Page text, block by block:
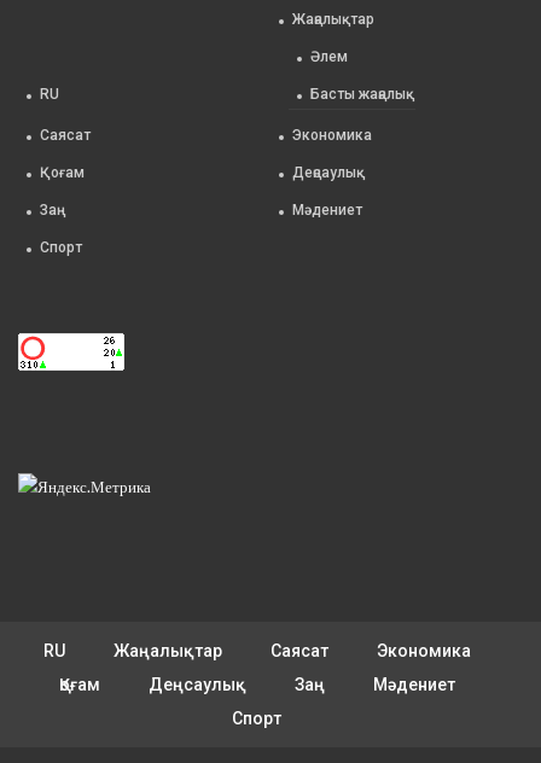
RU
Жаңалықтар
Әлем
Басты жаңалық
Саясат Экономика
Қоғам Деңсаулық
Заң Мәдениет
Спорт
RU Жаңалықтар Саясат
Экономика
Қоғам
Деңсаулық Заң
Мәдениет
Спорт